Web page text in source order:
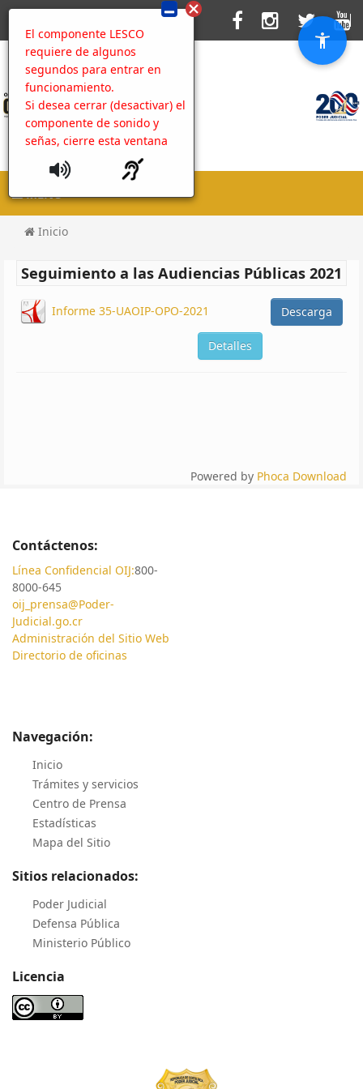
El componente LESCO
requiere de algunos
segundos para entrar en
funcionamiento.
Si desea cerrar (desactivar) el
componente de sonido y
señas, cierre esta ventana
MENU
Inicio
Seguimiento a las Audiencias Públicas 2021
Informe 35-UAOIP-OPO-2021 Descarga
Detalles
Powered by Phoca Download
Contáctenos:
Línea Confidencial OIJ:800-
8000-645
oij_prensa@Poder-
Judicial.go.cr
Administración del Sitio Web
Directorio de oficinas
Navegación:
Inicio
Trámites y servicios
Centro de Prensa
Estadísticas
Mapa del Sitio
Sitios relacionados:
Poder Judicial
Defensa Pública
Ministerio Público
Licencia